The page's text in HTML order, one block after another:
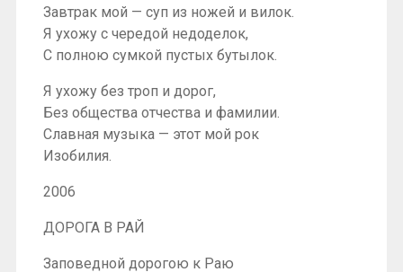
Завтрак мой — суп из ножей и вилок.
Я ухожу с чередой недоделок,
С полною сумкой пустых бутылок.
Я ухожу без троп и дорог,
Без общества отчества и фамилии.
Славная музыка — этот мой рок
Изобилия.
2006
ДОРОГА В РАЙ
Заповедной дорогою к Раю